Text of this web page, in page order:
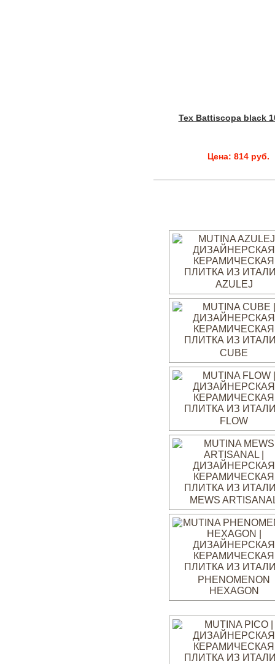
Tex Battiscopa black
Цена: 814 руб.
AZULEJ
CUBE
FLOW
MEWS
PHENOMENON
HEXAGON